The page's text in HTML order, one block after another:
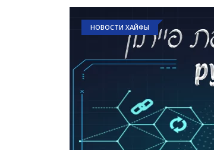
НОВОСТИ ХАЙФЫ